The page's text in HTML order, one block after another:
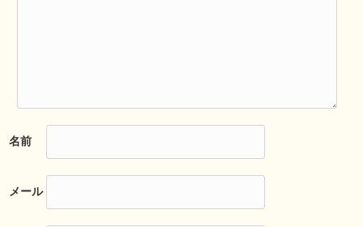
名前
メール